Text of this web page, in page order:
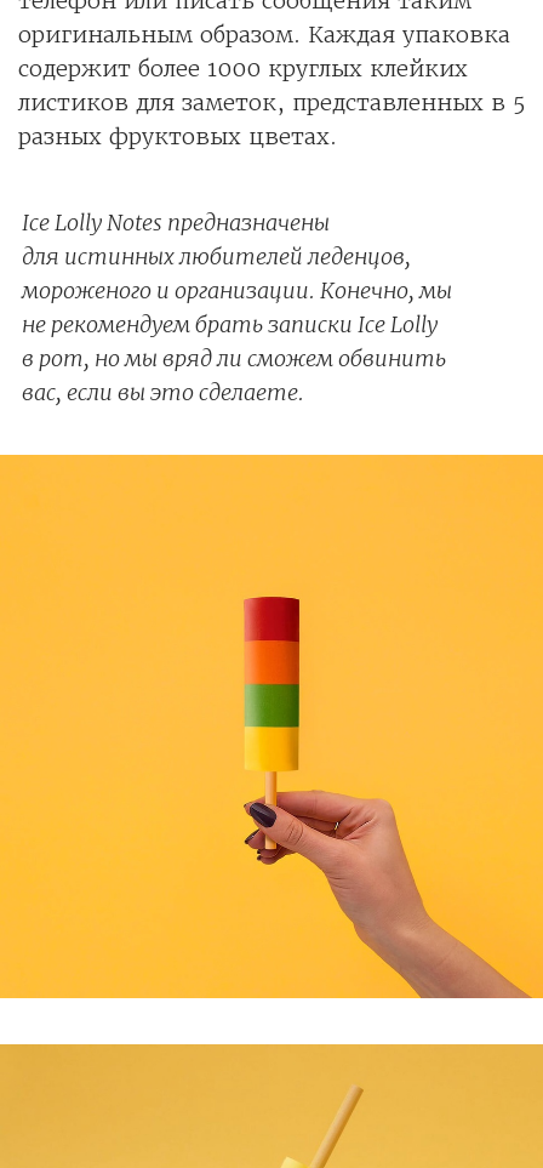
оригинальным образом. Каждая упаковка
содержит более 1000 круглых клейких
листиков для заметок, представленных в 5
разных фруктовых цветах.
Ice Lolly Notes предназначены
для истинных любителей леденцов,
мороженого и организации. Конечно, мы
не рекомендуем брать записки Ice Lolly
в рот, но мы вряд ли сможем обвинить
вас, если вы это сделаете.